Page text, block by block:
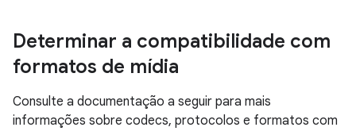
Determinar a compatibilidade com
formatos de mídia
Consulte a documentação a seguir para mais
informações sobre codecs, protocolos e formatos com